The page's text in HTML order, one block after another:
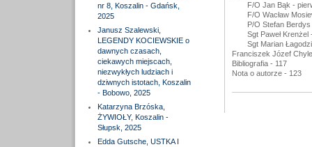
nr 8, Koszalin - Gdańsk,
2025
Janusz Szalewski,
LEGENDY KOCIEWSKIE o
dawnych czasach,
ciekawych miejscach,
niezwykłych ludziach i
dziwnych istotach, Koszalin
- Bobowo, 2025
Katarzyna Brzóska,
ŻYWIOŁY, Koszalin -
Słupsk, 2025
Edda Gutsche, USTKA I
F/O Jan Bąk -
F/O Wacław
P/O Stefan
Sgt Paweł
Sgt Marian
Franciszek Józef
Bibliografia - 117
Nota o autorze - 123